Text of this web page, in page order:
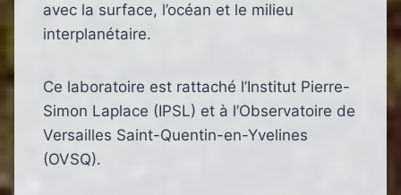
avec la surface, l’océan et le milieu
interplanétaire.
Ce laboratoire est rattaché l’Institut Pierre-
Simon Laplace (IPSL) et à l’Observatoire de
Versailles Saint-Quentin-en-Yvelines
(OVSQ).